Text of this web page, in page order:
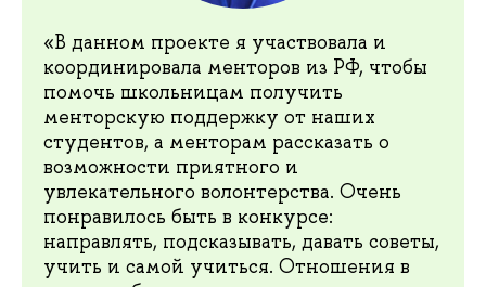
«В данном проекте я участвовала и
координировала менторов из РФ, чтобы
помочь школьницам получить
менторскую поддержку от наших
студентов, а менторам рассказать о
возможности приятного и
увлекательного волонтерства. Очень
понравилось быть в конкурсе:
направлять, подсказывать, давать советы,
учить и самой учиться. Отношения в